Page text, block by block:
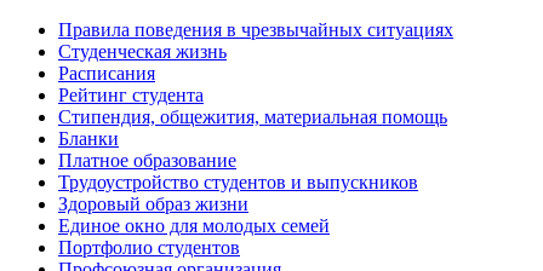
Правила поведения в чрезвычайных ситуациях
Студенческая жизнь
Расписания
Рейтинг студента
Стипендия, общежития, материальная помощь
Бланки
Платное образование
Трудоустройство студентов и выпускников
Здоровый образ жизни
Единое окно для молодых семей
Портфолио студентов